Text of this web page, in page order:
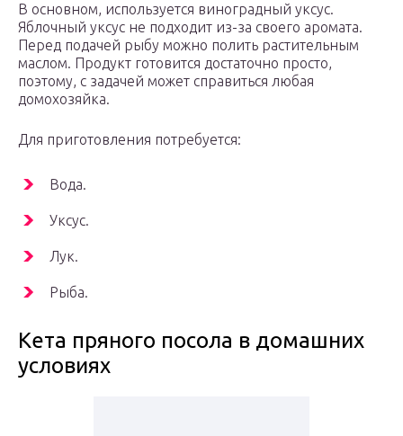
В основном, используется виноградный уксус.
Яблочный уксус не подходит из-за своего аромата.
Перед подачей рыбу можно полить растительным
маслом. Продукт готовится достаточно просто,
поэтому, с задачей может справиться любая
домохозяйка.
Для приготовления потребуется:
Вода.
Уксус.
Лук.
Рыба.
Кета пряного посола в домашних
условиях